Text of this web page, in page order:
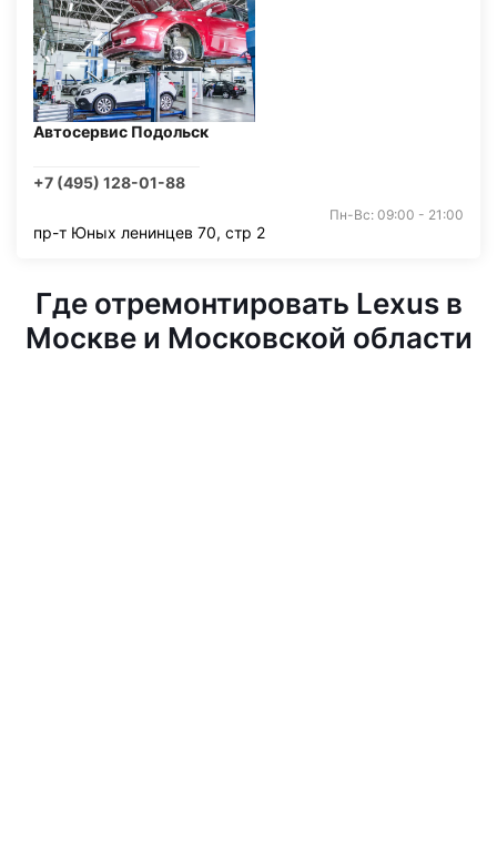
Автосервис Подольск
+7 (495) 128-01-88
Пн-Вс: 09:00 - 21:00
пр-т Юных ленинцев 70, стр 2
Где отремонтировать Lexus в
Москве и Московской области